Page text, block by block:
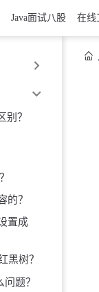
Java面试八股 在线
？
的？
置成
黑树？
题？